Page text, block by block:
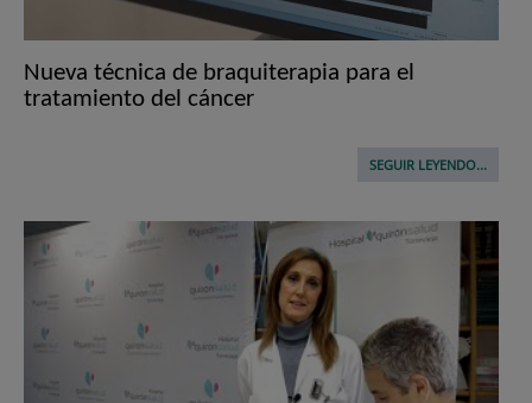
Nueva técnica de braquiterapia para el
tratamiento del cáncer
SEGUIR LEYENDO...